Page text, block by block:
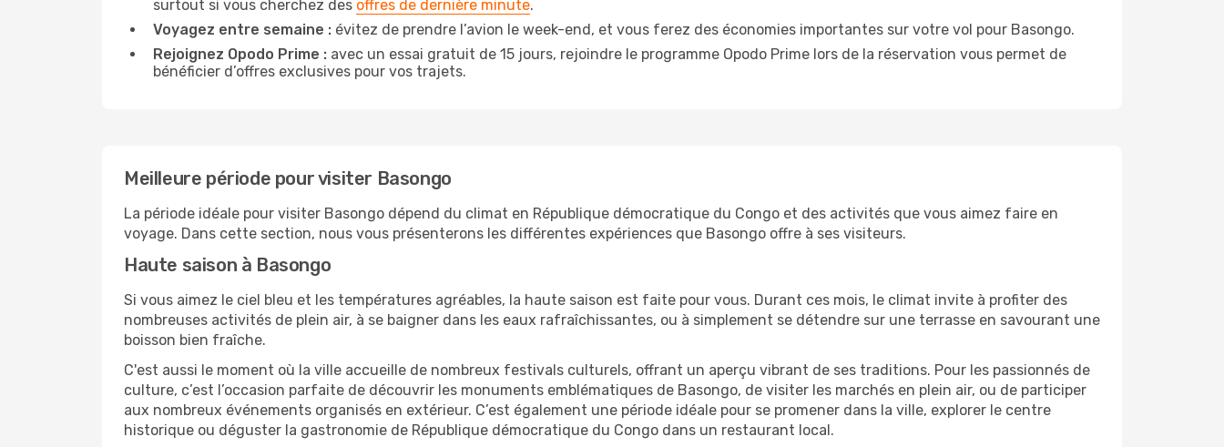
surtout si vous cherchez des offres de dernière minute.
Voyagez entre semaine : évitez de prendre l’avion le week-end, et vous ferez des économies importantes sur votre vol pour Basongo.
Rejoignez Opodo Prime : avec un essai gratuit de 15 jours, rejoindre le programme Opodo Prime lors de la réservation vous permet de
bénéficier d’offres exclusives pour vos trajets.
Meilleure période pour visiter Basongo
La période idéale pour visiter Basongo dépend du climat en République démocratique du Congo et des activités que vous aimez faire en
voyage. Dans cette section, nous vous présenterons les différentes expériences que Basongo offre à ses visiteurs.
Haute saison à Basongo
Si vous aimez le ciel bleu et les températures agréables, la haute saison est faite pour vous. Durant ces mois, le climat invite à profiter des
nombreuses activités de plein air, à se baigner dans les eaux rafraîchissantes, ou à simplement se détendre sur une terrasse en savourant une
boisson bien fraîche.
C'est aussi le moment où la ville accueille de nombreux festivals culturels, offrant un aperçu vibrant de ses traditions. Pour les passionnés de
culture, c’est l’occasion parfaite de découvrir les monuments emblématiques de Basongo, de visiter les marchés en plein air, ou de participer
aux nombreux événements organisés en extérieur. C’est également une période idéale pour se promener dans la ville, explorer le centre
historique ou déguster la gastronomie de République démocratique du Congo dans un restaurant local.